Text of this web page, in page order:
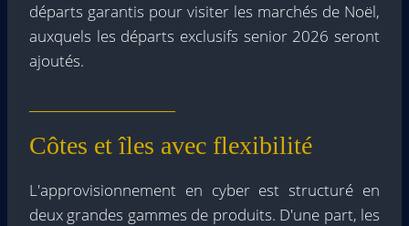
départs garantis pour visiter les marchés de Noël,
auxquels les départs exclusifs senior 2026 seront
ajoutés.
Côtes et îles avec flexibilité
L'approvisionnement en cyber est structuré en
deux grandes gammes de produits. D'une part, les